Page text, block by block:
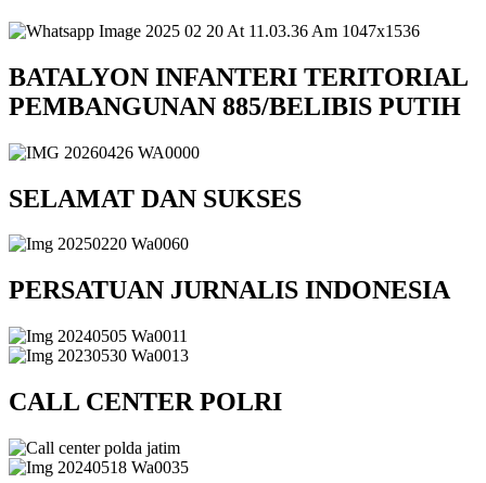
BATALYON INFANTERI TERITORIAL
PEMBANGUNAN 885/BELIBIS PUTIH
SELAMAT DAN SUKSES
PERSATUAN JURNALIS INDONESIA
CALL CENTER POLRI